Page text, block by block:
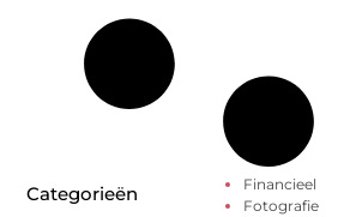
Categorieën
Financieel
Fotografie